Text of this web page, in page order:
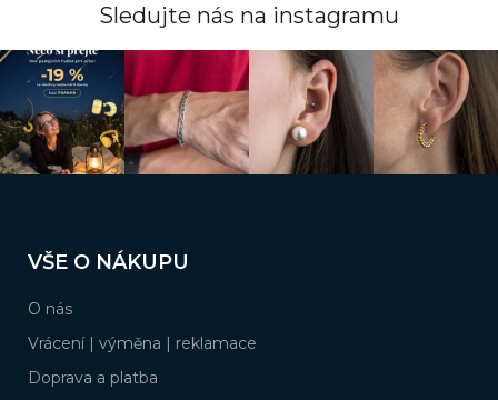
Sledujte nás na instagramu
pVŠE O NÁKUPU
O nás
Vrácení | výměna | reklamace
Doprava a platba